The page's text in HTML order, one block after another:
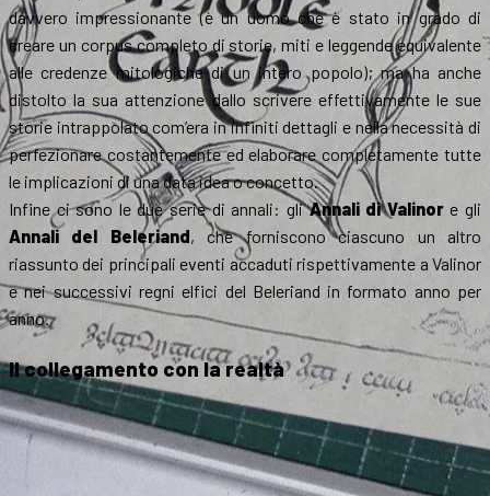
davvero impressionante (è un uomo che è stato in grado di
creare un corpus completo di storie, miti e leggende equivalente
alle credenze mitologiche di un intero popolo); ma ha anche
distolto la sua attenzione dallo scrivere effettivamente le sue
storie intrappolato com’era in infiniti dettagli e nella necessità di
perfezionare costantemente ed elaborare completamente tutte
le implicazioni di una data idea o concetto.
Infine ci sono le due serie di annali: gliAnnali di Valinore gli
Annali del Beleriand, che forniscono ciascuno un altro
riassunto dei principali eventi accaduti rispettivamente a Valinor
e nei successivi regni elfici del Beleriand in formato anno per
anno.
Il collegamento con la realtà